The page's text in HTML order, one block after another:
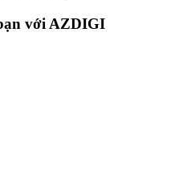
với AZDIGI